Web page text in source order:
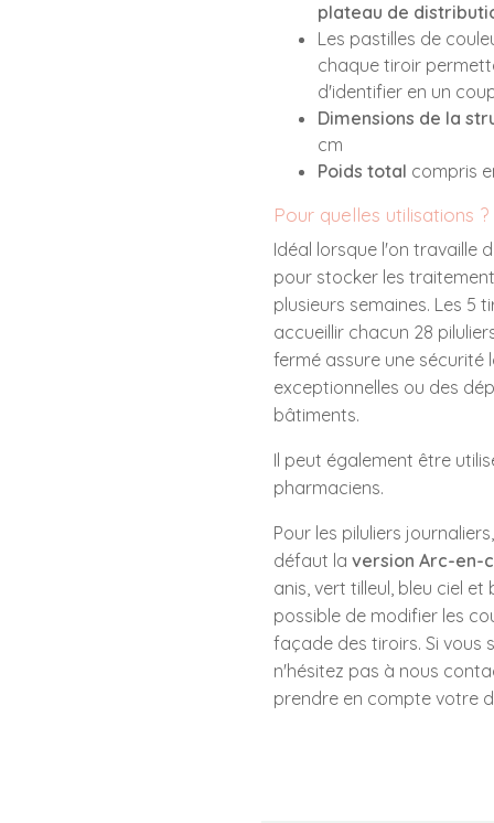
plateau de
Les pastilles de
chaque tiroir
d'identifier en un
Dimensions de la
cm
Poids total compris
Pour quelles utilisations ?
Idéal lorsque l'on travaille
pour stocker les
plusieurs semaines. Les 5
accueillir chacun 28
fermé assure une sécurité
exceptionnelles ou des
bâtiments.
Il peut également être
pharmaciens.
Pour les piluliers
défaut la version Arc-en-
anis, vert tilleul, bleu ciel
possible de modifier les
façade des tiroirs. Si vous
n'hésitez pas à nous
prendre en compte votre